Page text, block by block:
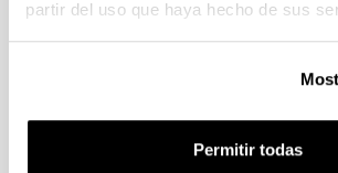
partir del uso que haya hecho de sus
Permitir todas
448.41Kb)(Abre una
(curso 2023/24) (pdf